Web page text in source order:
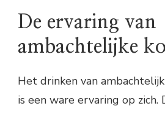
De ervaring van
ambachtelijke
Het drinken van
is een ware ervaring op zich.